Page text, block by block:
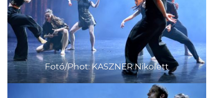
Fotó/Phot: KASZNER Nikolett